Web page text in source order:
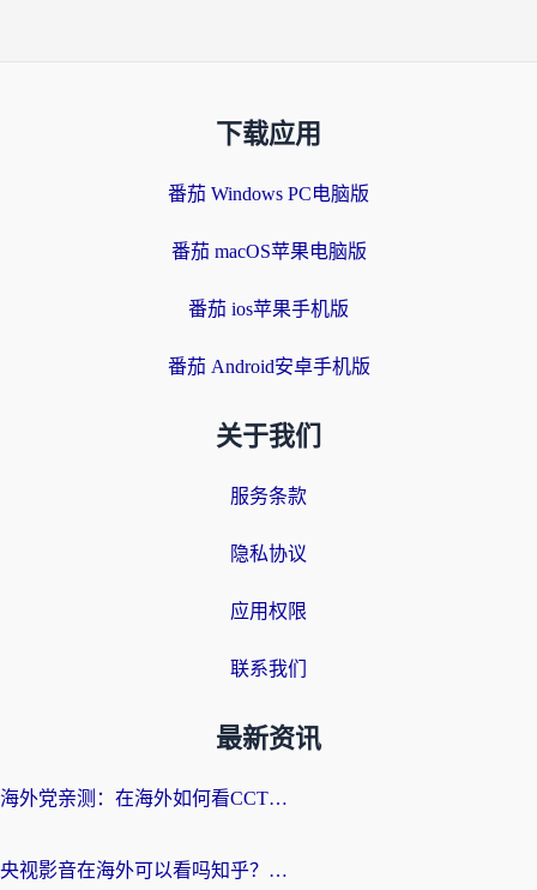
下载应用
番茄 Windows PC电脑版
番茄 macOS苹果电脑版
番茄 ios苹果手机版
番茄 Android安卓手机版
关于我们
服务条款
隐私协议
应用权限
联系我们
最新资讯
海外党亲测：在海外如何看CCTV？告别“仅限大陆播放”的实用指南
央视影音在海外可以看吗知乎？留学生亲测：3步解决地域限制+追剧自由